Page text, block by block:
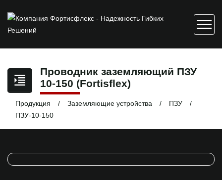
Проводник заземляющий ПЗУ
10-150 (Fortisflex)
Продукция Заземляющие устройства
ПЗУ
ПЗУ-10-150